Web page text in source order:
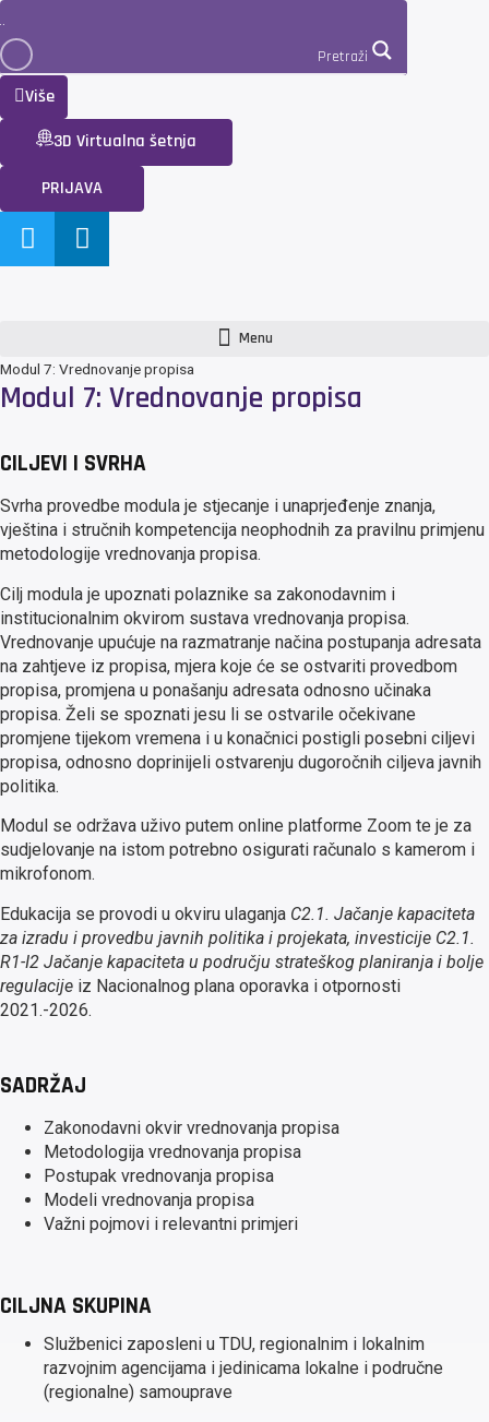
Pretraži
Više
3D Virtualna šetnja
PRIJAVA
Menu
Modul 7: Vrednovanje propisa
Modul 7: Vrednovanje propisa
CILJEVI I SVRHA
Svrha provedbe modula je stjecanje i unaprjeđenje znanja,
vještina i stručnih kompetencija neophodnih za pravilnu primjenu
metodologije vrednovanja propisa.
Cilj modula je upoznati polaznike sa zakonodavnim i
institucionalnim okvirom sustava vrednovanja propisa.
Vrednovanje upućuje na razmatranje načina postupanja adresata
na zahtjeve iz propisa, mjera koje će se ostvariti provedbom
propisa, promjena u ponašanju adresata odnosno učinaka
propisa. Želi se spoznati jesu li se ostvarile očekivane
promjene tijekom vremena i u konačnici postigli posebni ciljevi
propisa, odnosno doprinijeli ostvarenju dugoročnih ciljeva javnih
politika.
Modul se održava uživo putem online platforme Zoom te je za
sudjelovanje na istom potrebno osigurati računalo s kamerom i
mikrofonom.
Edukacija se provodi u okviru ulaganja C2.1. Jačanje kapaciteta
za izradu i provedbu javnih politika i projekata, investicije C2.1.
R1-I2 Jačanje kapaciteta u području strateškog planiranja i bolje
regulacije iz Nacionalnog plana oporavka i otpornosti
2021.-2026.
SADRŽAJ
Zakonodavni okvir vrednovanja propisa
Metodologija vrednovanja propisa
Postupak vrednovanja propisa
Modeli vrednovanja propisa
Važni pojmovi i relevantni primjeri
CILJNA SKUPINA
Službenici zaposleni u TDU, regionalnim i lokalnim
razvojnim agencijama i jedinicama lokalne i područne
(regionalne) samouprave